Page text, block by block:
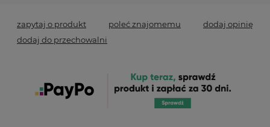
zapytaj o produkt poleć znajomemu
dodaj opinię
dodaj do przechowalni